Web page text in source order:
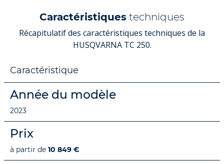
Caractéristiques techniques
Récapitulatif des caractéristiques techniques de la
HUSQVARNA TC 250.
Caractéristique
Année du modèle
2023
Prix
à partir de 10 849 €